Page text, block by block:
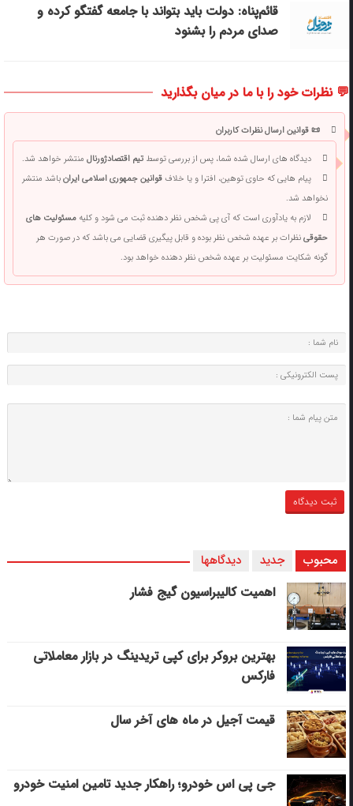
قائم‌پناه: دولت باید بتواند با جامعه گفتگو کرده و
صدای مردم را بشنود
💬 نظرات خود را با ما در میان بگذارید
📜 قوانین ارسال نظرات کاربران
دیدگاه های ارسال شده شما، پس از بررسی توسطتیم اقتصادژورنالمنتشر خواهد شد.
پیام هایی که حاوی توهین، افترا و یا خلافقوانین جمهوری اسلامی ایرانباشد منتشر
نخواهد شد.
لازم به یادآوری است که آی پی شخص نظر دهنده ثبت می شود و کلیهمسئولیت های
حقوقینظرات بر عهده شخص نظر بوده و قابل پیگیری قضایی می باشد که در صورت هر
گونه شکایت مسئولیت بر عهده شخص نظر دهنده خواهد بود.
محبوب جدید دیدگاهها
اهمیت کالیبراسیون گیج فشار
بهترین بروکر برای کپی‌ تریدینگ در بازار معاملاتی
فارکس
قیمت آجیل در ماه های آخر سال
جی پی اس خودرو؛ راهکار جدید تامین امنیت خودرو